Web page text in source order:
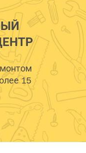
15